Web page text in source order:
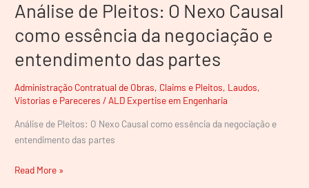
Análise de Pleitos: O Nexo Causal
como essência da negociação e
entendimento das partes
Administração Contratual de Obras, Claims e Pleitos, Laudos,
Vistorias e Pareceres / ALD Expertise em Engenharia
Análise de Pleitos: O Nexo Causal como essência da negociação e
entendimento das partes
partes
Read More »